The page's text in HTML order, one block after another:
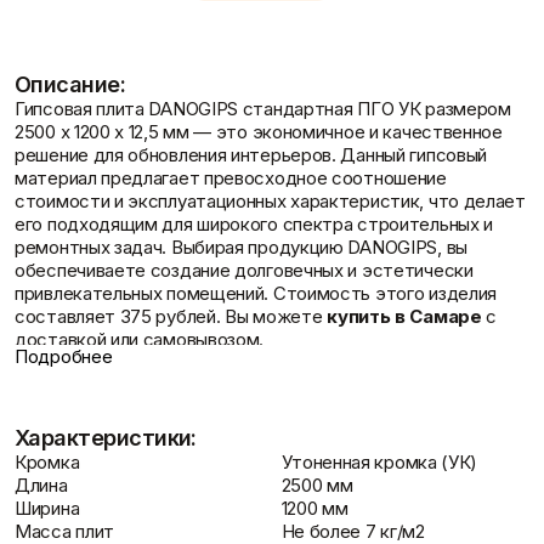
Показать больше
Пленка ПВД техническая
Показать больше
Потолок
Плита потолочная
Показать больше
Профиль
Акустические Ленты
Маячковый профиль
Подвесы и профили для
Расходные
материалы
Мешки
Сетки/Стеклообои
Малярные ленты
Стеклообои/Флизелин
Статьи
Отзывы
Контакты
Описание:
Гипсовая плита DANOGIPS стандартная ПГО УК размером
2500 х 1200 х 12,5 мм — это экономичное и качественное
решение для обновления интерьеров. Данный гипсовый
материал предлагает превосходное соотношение
стоимости и эксплуатационных характеристик, что делает
его подходящим для широкого спектра строительных и
ремонтных задач. Выбирая продукцию DANOGIPS, вы
обеспечиваете создание долговечных и эстетически
привлекательных помещений. Стоимость этого изделия
составляет 375 рублей. Вы можете купить в Самаре с
доставкой или самовывозом.
Обзор DANOGIPS плита обыч.ПГО УК
Гипсовая плита DANOGIPS стандартная ПГО УК (2500 х 1200
х 12,5 мм) является отличным выбором для тех, кто ценит
качество и стремится к бюджетной внутренней отделке.
Материал гармонично сочетает в себе доступную цену и
высокие эксплуатационные свойства, что обеспечивает
Подробнее
Характеристики:
Кромка
Утоненная кромка (УК)
Длина
2500 мм
Ширина
1200 мм
Масса плит
Не более 7 кг/м2